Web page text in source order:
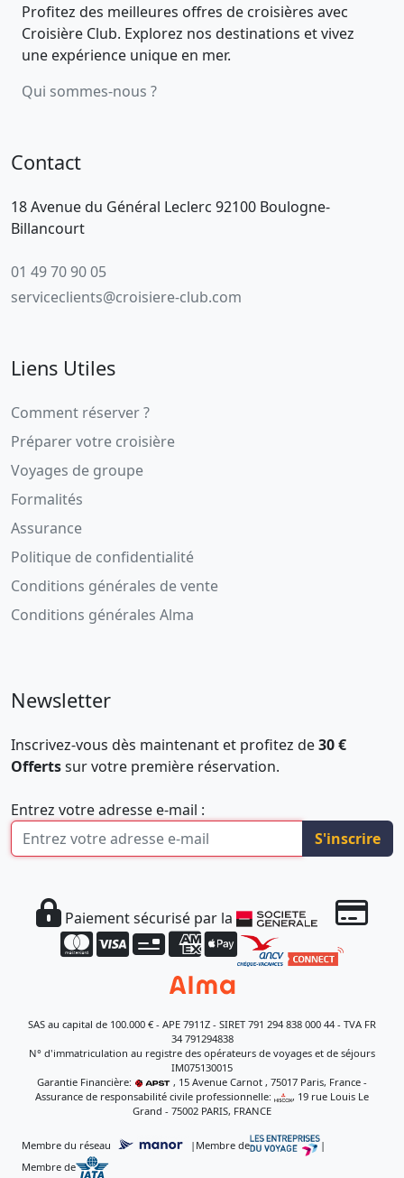
Profitez des meilleures offres de croisières avec
Croisière Club. Explorez nos destinations et vivez
une expérience unique en mer.
Qui sommes-nous ?
Contact
18 Avenue du Général Leclerc 92100 Boulogne-
Billancourt
01 49 70 90 05
serviceclients@croisiere-club.com
Liens Utiles
Comment réserver ?
Préparer votre croisière
Voyages de groupe
Formalités
Assurance
Politique de confidentialité
Conditions générales de vente
Conditions générales Alma
Newsletter
Inscrivez-vous dès maintenant et profitez de30 €
Offertssur votre première réservation.
Entrez votre adresse e-mail :
S'inscrire
Paiement sécurisé par la
SAS au capital de 100.000 € - APE 7911Z - SIRET 791 294 838 000 44 - TVA FR
34 791294838
N° d'immatriculation au registre des opérateurs de voyages et de séjours
IM075130015
Garantie Financière:
, 15 Avenue Carnot , 75017 Paris, France -
Assurance de responsabilité civile professionnelle:
, 19 rue Louis Le
Grand - 75002 PARIS, FRANCE
Membre du réseau | Membre de
|
Membre de